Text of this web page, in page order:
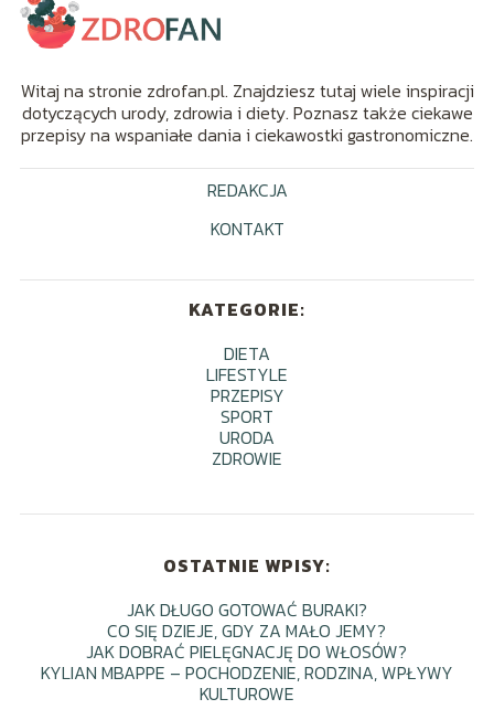
Witaj na stronie zdrofan.pl. Znajdziesz tutaj wiele inspiracji
dotyczących urody, zdrowia i diety. Poznasz także ciekawe
przepisy na wspaniałe dania i ciekawostki gastronomiczne.
REDAKCJA
KONTAKT
KATEGORIE:
DIETA
LIFESTYLE
PRZEPISY
SPORT
URODA
ZDROWIE
OSTATNIE WPISY:
JAK DŁUGO GOTOWAĆ BURAKI?
CO SIĘ DZIEJE, GDY ZA MAŁO JEMY?
JAK DOBRAĆ PIELĘGNACJĘ DO WŁOSÓW?
KYLIAN MBAPPE – POCHODZENIE, RODZINA, WPŁYWY
KULTUROWE